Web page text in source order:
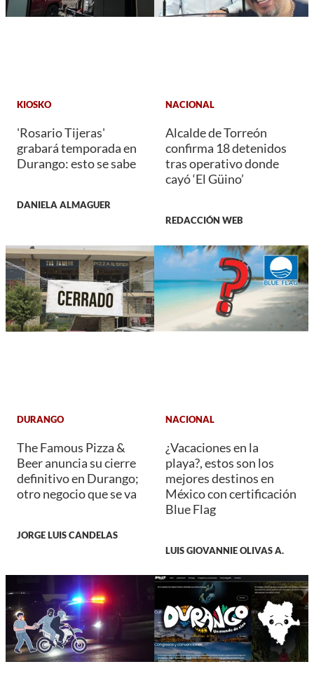
KIOSKO
'Rosario Tijeras'
grabará temporada en
Durango: esto se sabe
DANIELA ALMAGUER
NACIONAL
Alcalde de Torreón
confirma 18 detenidos
tras operativo donde
cayó ‘El Güino’
REDACCIÓN WEB
DURANGO
The Famous Pizza &
Beer anuncia su cierre
definitivo en Durango;
otro negocio que se va
JORGE LUIS CANDELAS
NACIONAL
¿Vacaciones en la
playa?, estos son los
mejores destinos en
México con certificación
Blue Flag
LUIS GIOVANNIE OLIVAS A.